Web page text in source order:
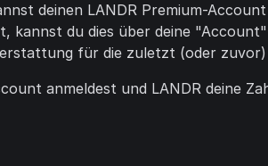
deinen LANDR Premium-
kannst du dies über deine
für die zuletzt (oder
anmeldest und LANDR deine